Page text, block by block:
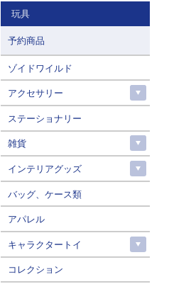
玩具
予約商品
ゾイドワイルド
アクセサリー
ステーショナリー
雑貨
インテリアグッズ
バッグ、ケース類
アパレル
キャラクタートイ
コレクション